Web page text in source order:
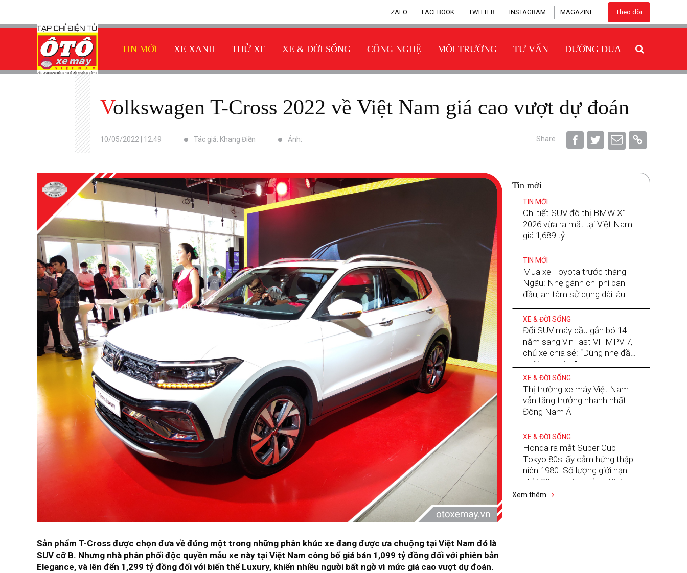
ZALO FACEBOOK TWITTER INSTAGRAM MAGAZINE Theo dõi
TIN MỚI XE XANH THỬ XE XE & ĐỜI SỐNG CÔNG NGHỆ MÔI TRƯỜNG TƯ VẤN ĐƯỜNG ĐUA
Volkswagen T-Cross 2022 về Việt Nam giá cao vượt dự đoán
10/05/2022 | 12:49 Tác giả: Khang Điền Ảnh: Share
Sản phẩm T-Cross được chọn đưa về đúng một trong những phân khúc xe đang được ưa chuộng tại Việt Nam đó là
SUV cỡ B. Nhưng nhà phân phối độc quyền mẫu xe này tại Việt Nam công bố giá bán 1,099 tỷ đồng đối với phiên bản
Elegance, và lên đến 1,299 tỷ đồng đối với biến thể Luxury, khiến nhiều người bất ngờ vì mức giá cao vượt dự đoán.
Tin mới
TIN MỚI
Chi tiết SUV đô thị BMW X1
2026 vừa ra mắt tại Việt Nam
giá 1,689 tỷ
TIN MỚI
Mua xe Toyota trước tháng
Ngâu: Nhẹ gánh chi phí ban
đầu, an tâm sử dụng dài lâu
XE & ĐỜI SỐNG
Đổi SUV máy dầu gắn bó 14
năm sang VinFast VF MPV 7,
chủ xe chia sẻ: “Dùng nhẹ đầu,
nuôi nhẹ gánh”
XE & ĐỜI SỐNG
Thị trường xe máy Việt Nam
vẫn tăng trưởng nhanh nhất
Đông Nam Á
XE & ĐỜI SỐNG
Honda ra mắt Super Cub
Tokyo 80s lấy cảm hứng thập
niên 1980: Số lượng giới hạn
chỉ 500 xe, giá khoảng 42,7
triệu đồng
Xem thêm